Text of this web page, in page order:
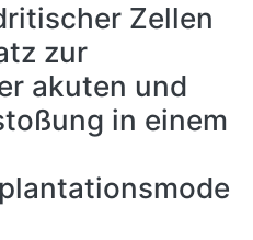
Zellen
zur
akuten und
in einem